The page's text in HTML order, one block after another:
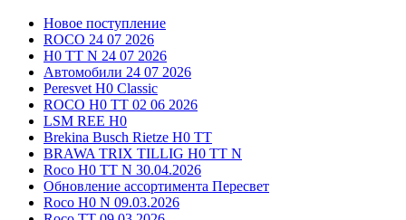
Новое поступление
ROCO 24 07 2026
H0 TT N 24 07 2026
Автомобили 24 07 2026
Peresvet H0 Classic
ROCO H0 TT 02 06 2026
LSM REE H0
Brekina Busch Rietze H0 TT
BRAWA TRIX TILLIG H0 TT N
Roco H0 TT N 30.04.2026
Обновление ассортимента Пересвет
Roco H0 N 09.03.2026